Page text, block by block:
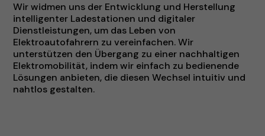
Wir widmen uns der Entwicklung und Herstellung
intelligenter Ladestationen und digitaler
Dienstleistungen, um das Leben von
Elektroautofahrern zu vereinfachen. Wir
unterstützen den Übergang zu einer nachhaltigen
Elektromobilität, indem wir einfach zu bedienende
Lösungen anbieten, die diesen Wechsel intuitiv und
nahtlos gestalten.